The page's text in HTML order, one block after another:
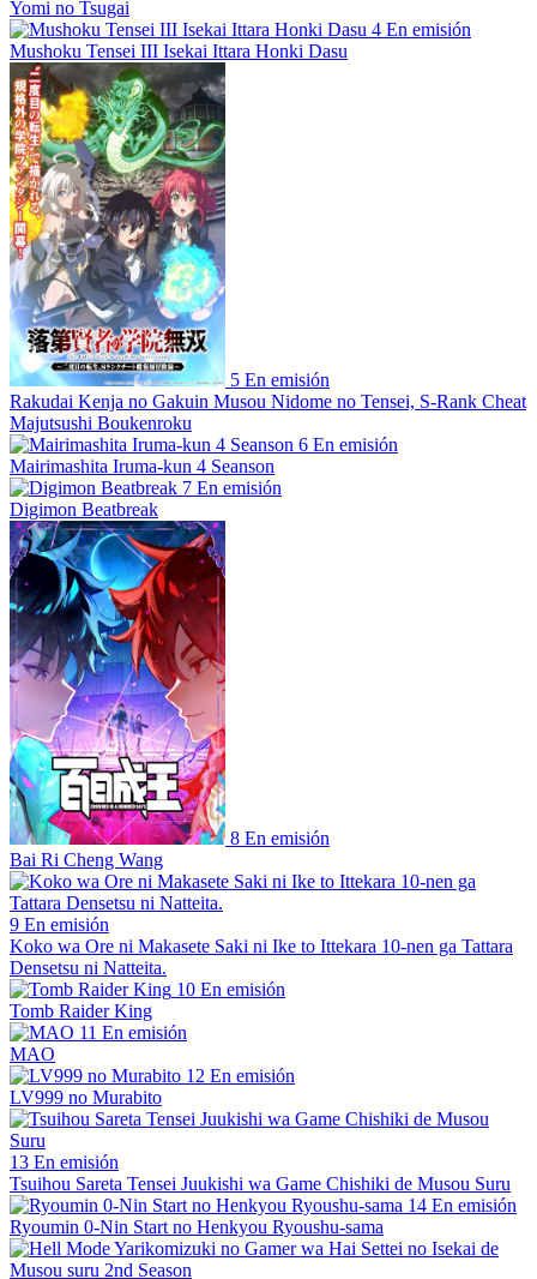
Yomi no Tsugai
4 En emisión
Mushoku Tensei III Isekai Ittara Honki Dasu
5 En emisión
Rakudai Kenja no Gakuin Musou Nidome no Tensei, S-Rank Cheat
Majutsushi Boukenroku
6 En emisión
Mairimashita Iruma-kun 4 Seanson
7 En emisión
Digimon Beatbreak
8 En emisión
Bai Ri Cheng Wang
9 En emisión
Koko wa Ore ni Makasete Saki ni Ike to Ittekara 10-nen ga Tattara
Densetsu ni Natteita.
10 En emisión
Tomb Raider King
11 En emisión
MAO
12 En emisión
LV999 no Murabito
13 En emisión
Tsuihou Sareta Tensei Juukishi wa Game Chishiki de Musou Suru
14 En emisión
Ryoumin 0-Nin Start no Henkyou Ryoushu-sama